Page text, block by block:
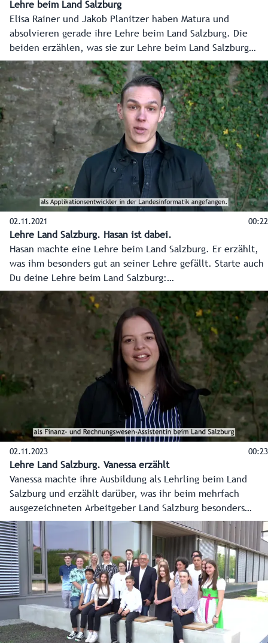
Lehre beim Land Salzburg
Elisa Rainer und Jakob Planitzer haben Matura und
absolvieren gerade ihre Lehre beim Land Salzburg. Die
beiden erzählen, was sie zur Lehre beim Land Salzburg
bewegt hat, welche Vorteile die Lehre hat und wie
vielseitig der Arbeitgeber Land Salzburg ist.
02.11.2021 00:22
Lehre Land Salzburg. Hasan ist dabei.
Hasan machte eine Lehre beim Land Salzburg. Er erzählt,
was ihm besonders gut an seiner Lehre gefällt. Starte auch
Du deine Lehre beim Land Salzburg:
www.salzburg.gv.at/lehre.
02.11.2023 00:23
Lehre Land Salzburg. Vanessa erzählt
Vanessa machte ihre Ausbildung als Lehrling beim Land
Salzburg und erzählt darüber, was ihr beim mehrfach
ausgezeichneten Arbeitgeber Land Salzburg besonders
gefällt.